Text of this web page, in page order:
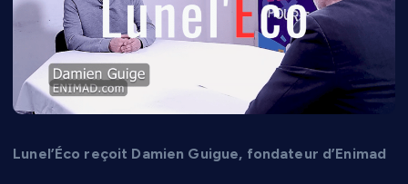
Lunel’Éco reçoit Damien Guigue, fondateur d’Enimad